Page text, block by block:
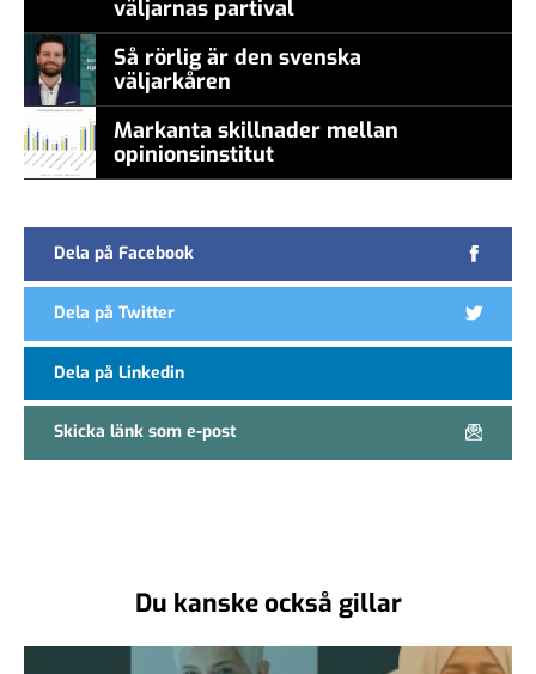
väljarnas partival
Så rörlig är den svenska
väljarkåren
Markanta skillnader mellan
opinionsinstitut
Dela på Facebook
Dela på Twitter
Dela på Linkedin
Skicka länk som e-post
Du kanske också gillar